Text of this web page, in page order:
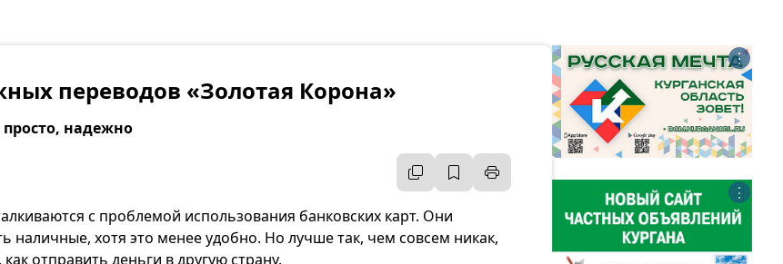
переводов «Золотая Корона»
надежно
с проблемой использования банковских карт. Они
наличные, хотя это менее удобно. Но лучше так, чем совсем никак,
отправить деньги в другую страну.
⋮
⋮